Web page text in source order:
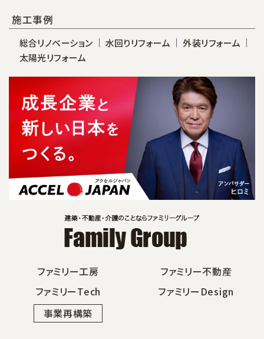
施工事例
総合リノベーション 水回りリフォーム
外装リフォーム
太陽光リフォーム
ファミリー工房
ファミリー不動産
ファミリーTech
ファミリーDesign
事業再構築